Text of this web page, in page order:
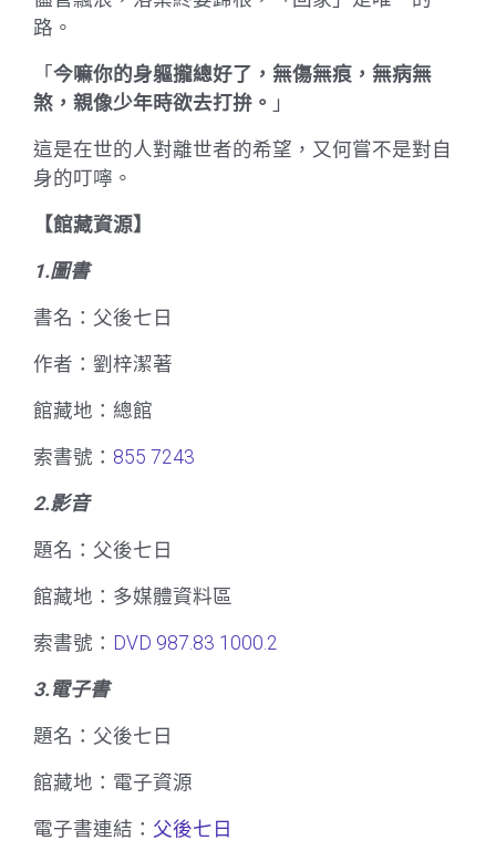
路。
「 今嘛你的身軀攏總好了，無傷無痕，無病無
煞，親像少年時欲去打拚。 」
這是在世的人對離世者的希望，又何嘗不是對自
身的叮嚀。
【館藏資源】
1.圖書
書名：父後七日
作者：劉梓潔著
館藏地：總館
索書號： 855 7243
2.影音
題名：父後七日
館藏地：多媒體資料區
索書號： DVD 987.83 1000.2
3.電子書
題名：父後七日
館藏地：電子資源
電子書連結： 父後七日